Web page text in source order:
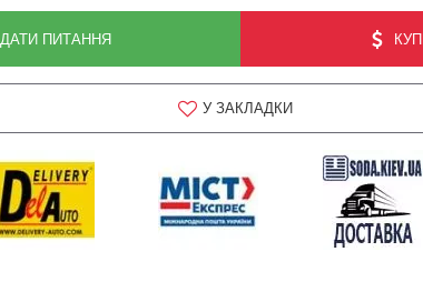
ПИТАННЯ
У ЗАКЛАДКИ